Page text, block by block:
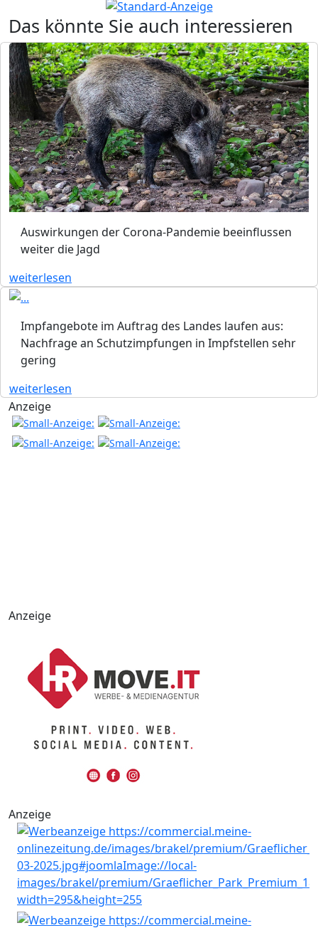
Das könnte Sie auch interessieren
Auswirkungen der Corona-Pandemie beeinflussen
weiter die Jagd
weiterlesen
Impfangebote im Auftrag des Landes laufen aus:
Nachfrage an Schutzimpfungen in Impfstellen sehr
gering
weiterlesen
Anzeige
Anzeige
Anzeige